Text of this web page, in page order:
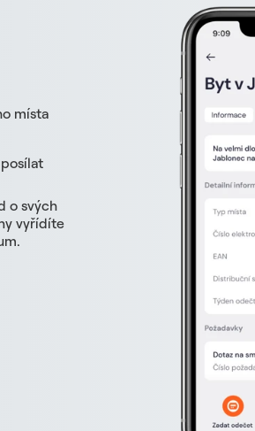
místa
o svých
vyřídíte